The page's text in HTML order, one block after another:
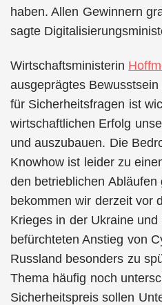
haben. Allen Gewinnern
sagte
Wirtschaftsministerin
ausgeprägtes
für Sicherheitsfragen ist
wirtschaftlichen Erfolg
und auszubauen. Die
Knowhow ist leider zu
den betrieblichen Abläufen
bekommen wir derzeit vor
Krieges in der Ukraine
befürchteten Anstieg von
Russland besonders zu
Thema häufig noch
Sicherheitspreis sollen